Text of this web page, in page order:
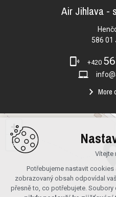
Air Jihlava -
586 01
+420
More
+
−
Vítejte
Potřebujeme nastavit
zobrazovaný obsah odpovídal
přesně to, co potřebujete.